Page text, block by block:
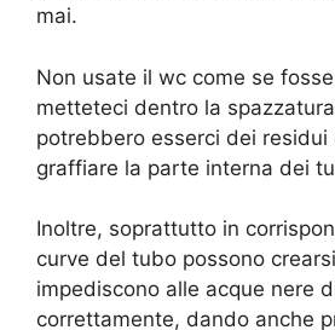
mai.
Non usate il wc come se
metteteci dentro la
potrebbero esserci dei residui
graffiare la parte interna dei
Inoltre, soprattutto in
curve del tubo possono
impediscono alle acque nere
correttamente, dando anche